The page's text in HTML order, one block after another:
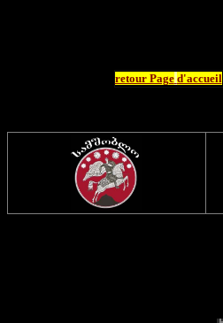
retour Page d'accueil